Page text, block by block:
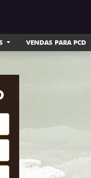
VENDAS PARA PCD